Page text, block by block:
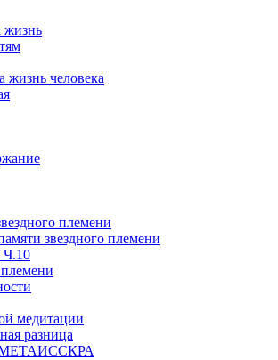
жизнь
человека
племени
звездного племени
Ч.10
медитации
разница
МЕТАИССКРА